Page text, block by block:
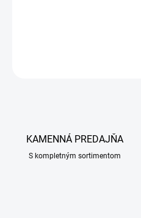
KAMENNÁ PREDAJŇA
S kompletným sortimentom